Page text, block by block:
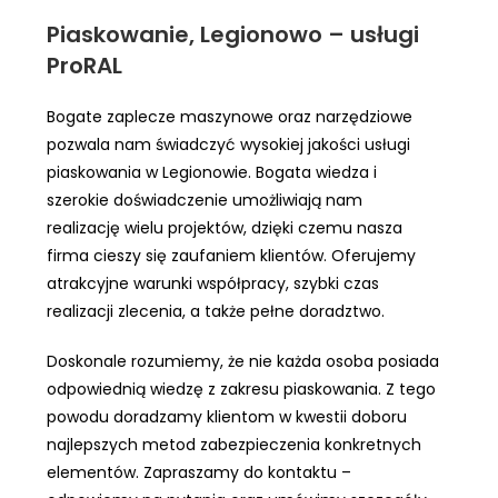
Piaskowanie, Legionowo – usługi
ProRAL
Bogate zaplecze maszynowe oraz narzędziowe
pozwala nam świadczyć wysokiej jakości usługi
piaskowania w Legionowie. Bogata wiedza i
szerokie doświadczenie umożliwiają nam
realizację wielu projektów, dzięki czemu nasza
firma cieszy się zaufaniem klientów. Oferujemy
atrakcyjne warunki współpracy, szybki czas
realizacji zlecenia, a także pełne doradztwo.
Doskonale rozumiemy, że nie każda osoba posiada
odpowiednią wiedzę z zakresu piaskowania. Z tego
powodu doradzamy klientom w kwestii doboru
najlepszych metod zabezpieczenia konkretnych
elementów. Zapraszamy do kontaktu –